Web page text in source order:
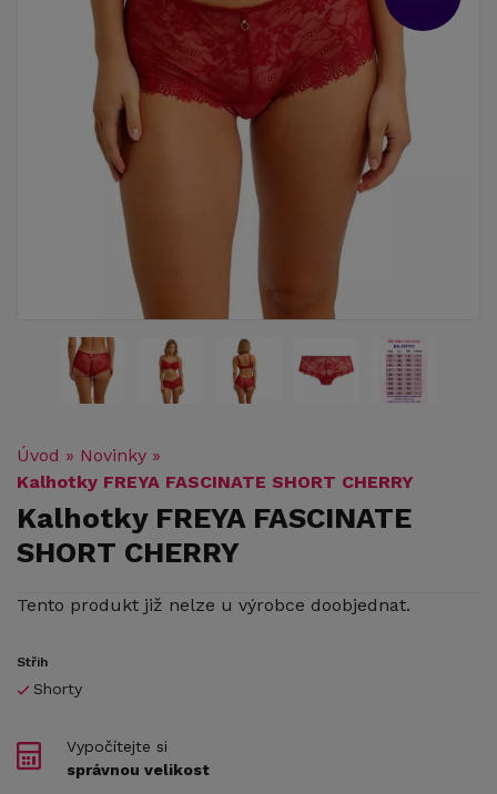
Úvod » Novinky »
Kalhotky FREYA FASCINATE SHORT CHERRY
Kalhotky FREYA FASCINATE
SHORT CHERRY
Tento produkt již nelze u výrobce doobjednat.
Střih
Shorty
Vypočítejte si
správnou velikost